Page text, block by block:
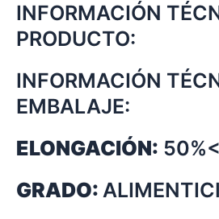
INFORMACIÓN
PRODUCTO:
INFORMACIÓN
EMBALAJE:
ELONGACIÓN: 50%<
GRADO: